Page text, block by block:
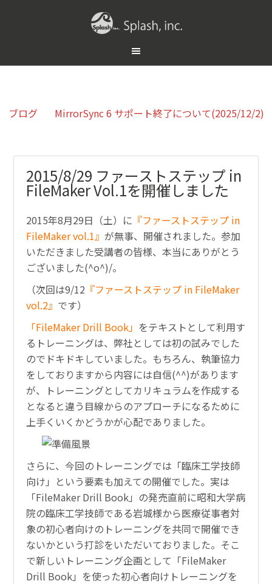
ブログ MirrorSync 6 サポート終了について(2025/12/2)
2015/8/29 ファーストステップ in
FileMaker Vol.1を開催しました
2015年8月29日（土）に 『ファーストステップ in
FileMaker vol.1』が無事、開催されました。参加
いただきました受講者の皆様、本当にありがとう
ございました(^o^)/。
（次回は9/12 『ファーストステップ in FileMaker
vol.2』 です）
「FileMaker Drill Book」 をテキストとして利用す
るトレーニングは、弊社としては初の試みでした
のでドキドキしていました。もちろん、執筆協力
をしておりますから内容には自信(^^)があります
が、トレーニングとしてカリキュラムを作成する
となると違う目線からのアプローチになるために
上手くいくかどうかが心配でありました。
さらに、今回のトレーニングでは「臨床工学技師
向け」という要素も加えての開催でした。実は
「FileMaker Drill Book」の発売直前に昭和大学病
院の臨床工学技師である岩城様から医療従事者対
象の初心者向けのトレーニングを共同で開催でき
ないかという打診をいただいておりました。そこ
で新しいトレーニング企画として「FileMaker
Drill Book」を使った初心者向けトレーニングを